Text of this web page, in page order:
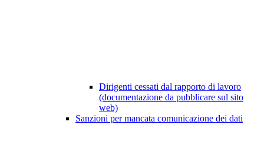
Dirigenti cessati dal rapporto di lavoro
(documentazione da pubblicare sul sito
web)
Sanzioni per mancata comunicazione dei dati